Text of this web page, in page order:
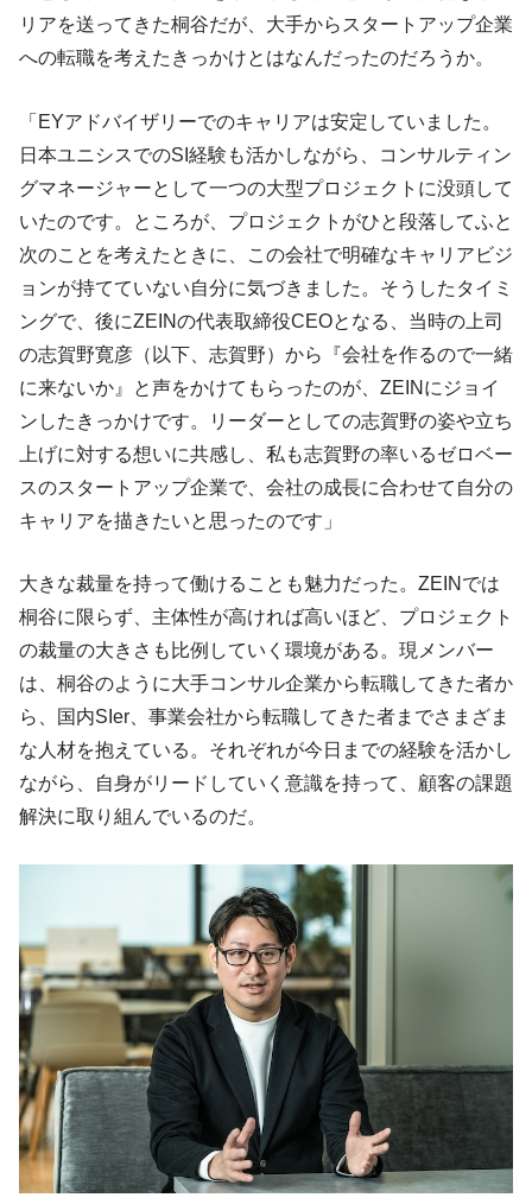
リアを送ってきた桐谷だが、大手からスタートアップ企業
への転職を考えたきっかけとはなんだったのだろうか。
「EYアドバイザリーでのキャリアは安定していました。
日本ユニシスでのSI経験も活かしながら、コンサルティン
グマネージャーとして一つの大型プロジェクトに没頭して
いたのです。ところが、プロジェクトがひと段落してふと
次のことを考えたときに、この会社で明確なキャリアビジ
ョンが持てていない自分に気づきました。そうしたタイミ
ングで、後にZEINの代表取締役CEOとなる、当時の上司
の志賀野寛彦（以下、志賀野）から『会社を作るので一緒
に来ないか』と声をかけてもらったのが、ZEINにジョイ
ンしたきっかけです。リーダーとしての志賀野の姿や立ち
上げに対する想いに共感し、私も志賀野の率いるゼロベー
スのスタートアップ企業で、会社の成長に合わせて自分の
キャリアを描きたいと思ったのです」
大きな裁量を持って働けることも魅力だった。ZEINでは
桐谷に限らず、主体性が高ければ高いほど、プロジェクト
の裁量の大きさも比例していく環境がある。現メンバー
は、桐谷のように大手コンサル企業から転職してきた者か
ら、国内SIer、事業会社から転職してきた者までさまざま
な人材を抱えている。それぞれが今日までの経験を活かし
ながら、自身がリードしていく意識を持って、顧客の課題
解決に取り組んでいるのだ。